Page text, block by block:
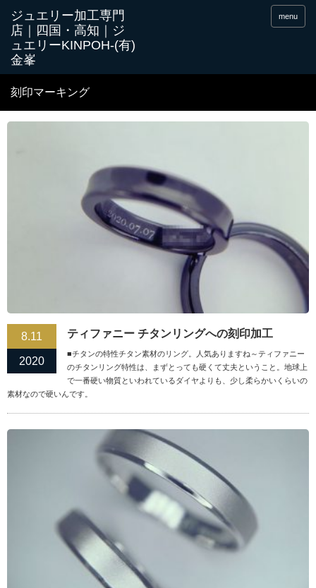
menu
刻印マーキング
8.11
2020
ティファニー チタンリングへの刻印加工
■チタンの特性チタン素材のリング。人気ありますね～ティファニー
のチタンリング特性は、まずとっても硬くて丈夫ということ。地球上
で一番硬い物質といわれているダイヤよりも、少し柔らかいくらいの
素材なので硬いんです。